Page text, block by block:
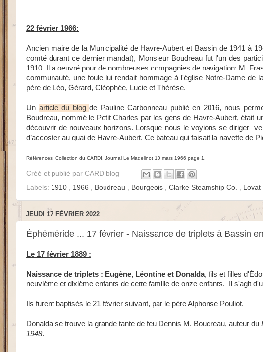
22 février 1966:
Ancien maire de la Municipalité de Havre-Aubert et Bassin de 1941 à
comté durant ce dernier mandat), Monsieur Boudreau fut l'un des
1910. Il a oeuvré pour de nombreuses compagnies de navigation: M.
communauté, une foule lui rendait hommage à l'église Notre-Dame de
père de Léo, Gérard, Cléophée, Lucie et Thérèse.
Un article du blogde Pauline Carbonneau publié en 2016, nous
Boudreau, nommé le Petit Charles par les gens de Havre-Aubert, était
découvrir de nouveaux horizons. Lorsque nous le voyions se diriger
d’accoster au quai de Havre-Aubert. Ce bateau qui faisait la navette de
Références: Collection du CARDI. Journal Le Madelinot 10 mars 1966 page 1.
Créé et publié par CARDIblog
Labels: 1910 1966 Boudreau Bourgeois Clarke Steamship Co. Lovat
JEUDI 17 FÉVRIER 2022
Éphéméride ... 17 février - Naissance de triplets à Bassin
Le 17 février 1889 :
Naissance de triplets : Eugène, Léontine et Donalda, fils et filles
neuvième et dixième enfants de cette famille de onze enfants. Il s'agit
Ils furent baptisés le 21 février suivant, par le père Alphonse Pouliot.
Donalda se trouve la grande tante de feu Dennis M. Boudreau, auteur du
1948.